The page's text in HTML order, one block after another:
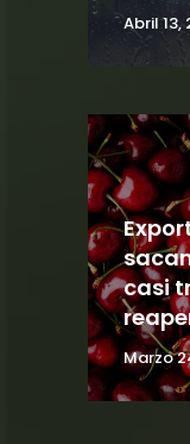
Abril 13,
casi
Marzo